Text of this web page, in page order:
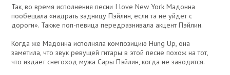
Так, во время исполнения песни I love New York Мадонна
пообещала «надрать задницу Пэйлин, если та не уйдет с
дороги». Также поп-певица передразнивала акцент Пэйлин.
Когда же Мадонна исполняла композицию Hung Up, она
заметила, что звук ревущей гитары в этой песне похож на тот,
что издает снегоход мужа Сары Пэйлин, когда не заводится.